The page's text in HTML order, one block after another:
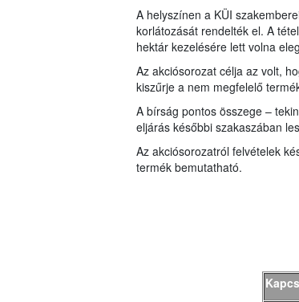
A helyszínen a KÜI
korlátozását rendelték el. A
hektár kezelésére lett volna
Az akciósorozat célja az volt,
kiszűrje a nem megfelelő
A bírság pontos összege –
eljárás későbbi szakaszában
Az akciósorozatról felvételek
termék bemutatható.